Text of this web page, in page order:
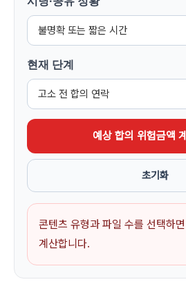
현재 단계
예상 합의 위험금액
초기화
콘텐츠 유형과 파일 수를 선택하
계산합니다.